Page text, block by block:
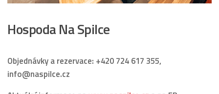
Hospoda Na Spilce
Objednávky a rezervace: +420 724 617 355,
info@naspilce.cz